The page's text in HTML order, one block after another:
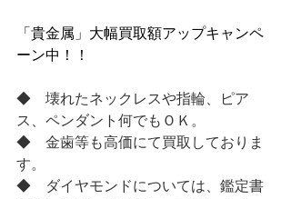
「貴金属」大幅買取額アップキャンペ
ーン中！！
◆　壊れたネックレスや指輪、ピア
ス、ペンダント何でもＯＫ。
◆　金歯等も高価にて買取しておりま
す。
◆　ダイヤモンドについては、鑑定書